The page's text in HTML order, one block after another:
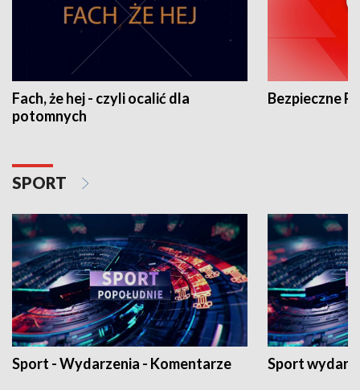
Fach, że hej - czyli ocalić dla
potomnych
Bezpieczne
SPORT
Sport - Wydarzenia - Komentarze Sport